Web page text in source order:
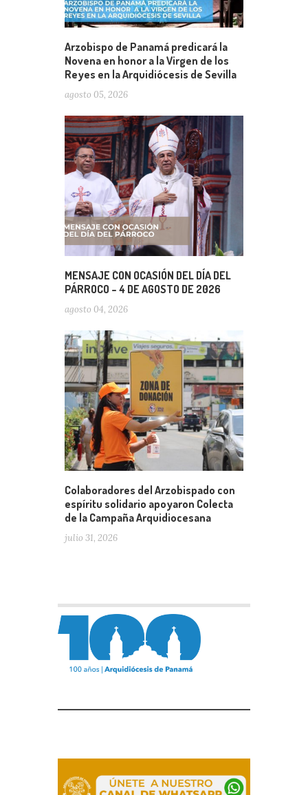
Arzobispo de Panamá predicará la
Novena en honor a la Virgen de los
Reyes en la Arquidiócesis de Sevilla
agosto 05, 2026
MENSAJE CON OCASIÓN DEL DÍA DEL
PÁRROCO – 4 DE AGOSTO DE 2026
agosto 04, 2026
Colaboradores del Arzobispado con
espíritu solidario apoyaron Colecta
de la Campaña Arquidiocesana
julio 31, 2026